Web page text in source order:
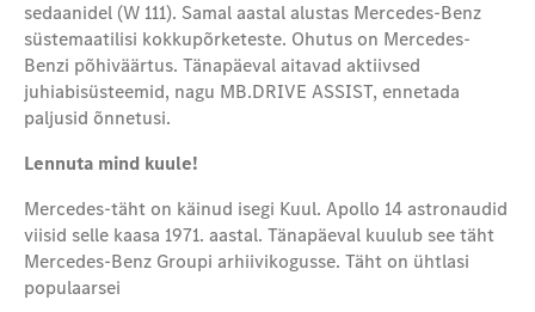
sedaanidel (W 111). Samal aastal alustas Mercedes-Benz
süstemaatilisi kokkupõrketeste. Ohutus on Mercedes-
Benzi põhiväärtus. Tänapäeval aitavad aktiivsed
juhiabisüsteemid, nagu MB.DRIVE ASSIST, ennetada
paljusid õnnetusi.
Lennuta mind kuule!
Mercedes‑täht on käinud isegi Kuul. Apollo 14 astronaudid
viisid selle kaasa 1971. aastal. Tänapäeval kuulub see täht
Mercedes‑Benz Groupi arhiivikogusse. Täht on ühtlasi
populaarsei